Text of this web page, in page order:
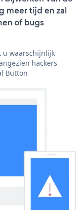
meer tijd en zal
of bugs
u waarschijnlijk
hackers
Button